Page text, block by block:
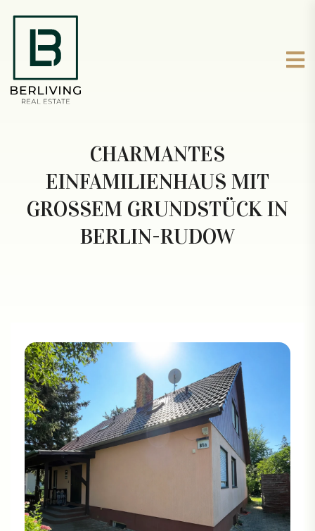
CHARMANTES
EINFAMILIENHAUS MIT
GROSSEM GRUNDSTÜCK IN B
ERLIN-RUDOW